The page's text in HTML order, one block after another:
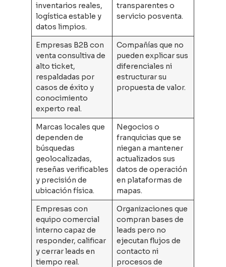
inventarios reales,
logística estable y
datos limpios.
transparentes o
servicio posventa.
Empresas B2B con
venta consultiva de
alto ticket,
respaldadas por
casos de éxito y
conocimiento
experto real.
Compañías que no
pueden explicar sus
diferenciales ni
estructurar su
propuesta de valor.
Marcas locales que
dependen de
búsquedas
geolocalizadas,
reseñas verificables
y precisión de
ubicación física.
Negocios o
franquicias que se
niegan a mantener
actualizados sus
datos de operación
en plataformas de
mapas.
Empresas con
equipo comercial
interno capaz de
responder, calificar
y cerrar leads en
tiempo real.
Organizaciones que
compran bases de
leads pero no
ejecutan flujos de
contacto ni
procesos de